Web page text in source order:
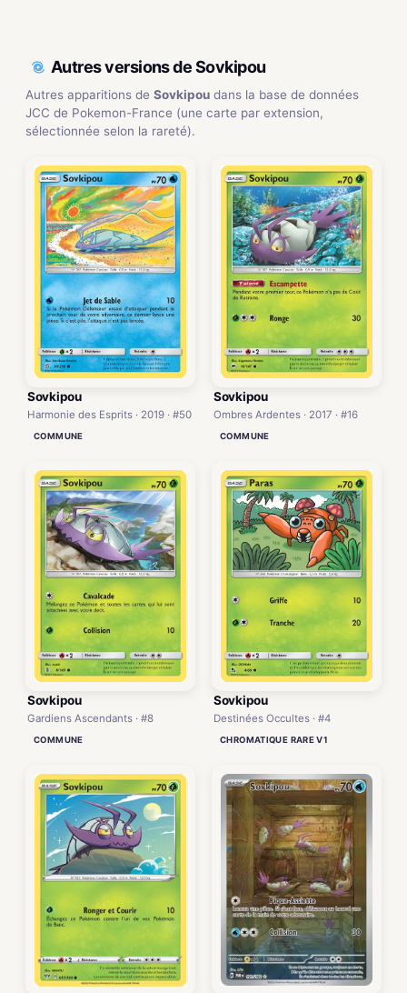
Autres versions de Sovkipou
Autres apparitions de Sovkipou dans la base de données
JCC de Pokemon-France (une carte par extension,
sélectionnée selon la rareté).
Sovkipou
Harmonie des Esprits · 2019 · #50
COMMUNE
Sovkipou
Ombres Ardentes · 2017 · #16
COMMUNE
Sovkipou
Gardiens Ascendants · #8
COMMUNE
Sovkipou
Destinées Occultes · #4
CHROMATIQUE RARE V1